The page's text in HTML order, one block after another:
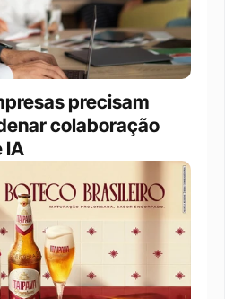
precisam
colaboração
IA